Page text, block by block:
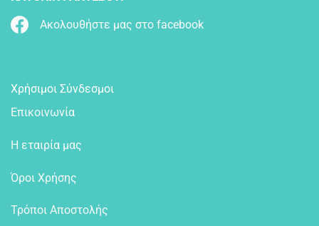
Ακολουθήστε μας στο facebook
Χρήσιμοι Σύνδεσμοι
Επικοινωνία
Η εταιρία μας
Όροι Χρήσης
Τρόποι Αποστολής